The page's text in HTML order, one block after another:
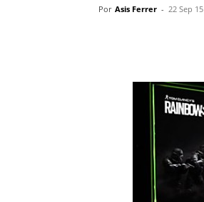
Por Asis Ferrer - 22 Sep 15